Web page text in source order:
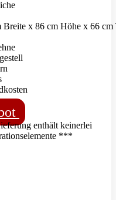
Breite x 86 cm Höhe x 66 cm
enthält keinerlei
***